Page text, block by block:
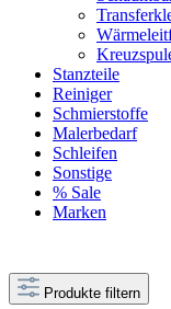
Stanzteile
Reiniger
Schmierstoffe
Malerbedarf
Schleifen
Sonstige
% Sale
Marken
Produkte filtern